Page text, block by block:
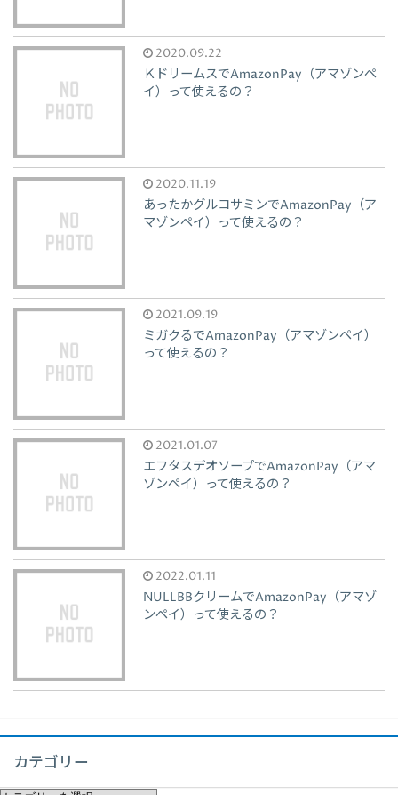
2020.09.22
ＫドリームスでAmazonPay（アマゾンペ
イ）って使えるの？
2020.11.19
あったかグルコサミンでAmazonPay（ア
マゾンペイ）って使えるの？
2021.09.19
ミガクるでAmazonPay（アマゾンペイ）
って使えるの？
2021.01.07
エフタスデオソープでAmazonPay（アマ
ゾンペイ）って使えるの？
2022.01.11
NULLBBクリームでAmazonPay（アマゾ
ンペイ）って使えるの？
カテゴリー